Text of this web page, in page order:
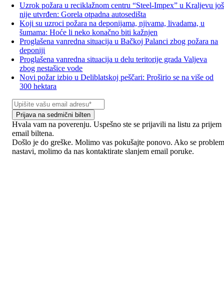
Uzrok požara u reciklažnom centru “Steel-Impex” u Kraljevu još
nije utvrđen: Gorela otpadna autosedišta
Koji su uzroci požara na deponijama, njivama, livadama, u
šumama: Hoće li neko konačno biti kažnjen
Proglašena vanredna situacija u Bačkoj Palanci zbog požara na
deponiji
Proglašena vanredna situacija u delu teritorije grada Valjeva
zbog nestašice vode
Novi požar izbio u Deliblatskoj peščari: Proširio se na više od
300 hektara
Prijava na sedmični bilten
Hvala vam na poverenju. Uspešno ste se prijavili na listu za prijem
email biltena.
Došlo je do greške. Molimo vas pokušajte ponovo. Ako se
nastavi, molimo da nas kontaktirate slanjem email poruke.